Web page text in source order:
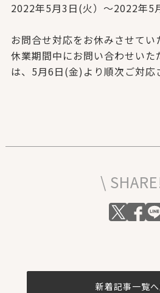
2022年5月3日(火）～2022年5
お問合せ対応をお休みさせてい
休業期間中にお問い合わせいた
は、5月6日(金)より順次ご対応
\
新着記事一覧